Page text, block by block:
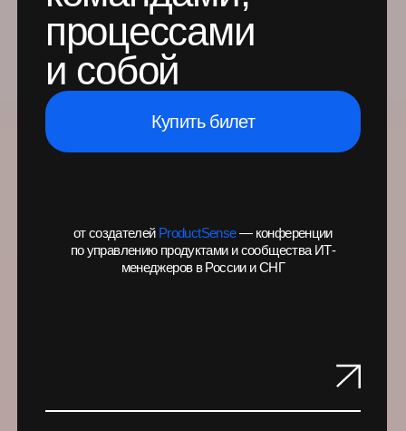
500+ руководителей
от создателейProductSense— конференции
по управлению продуктами и сообщества ИТ-
менеджеров в России и СНГ